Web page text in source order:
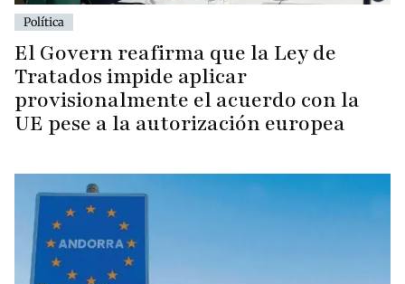
Política
El Govern reafirma que la Ley de
Tratados impide aplicar
provisionalmente el acuerdo con la
UE pese a la autorización europea